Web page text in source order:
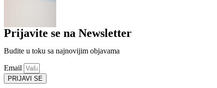
Prijavite se na Newsletter
Budite u toku sa najnovijim objavama
Email
PRIJAVI SE